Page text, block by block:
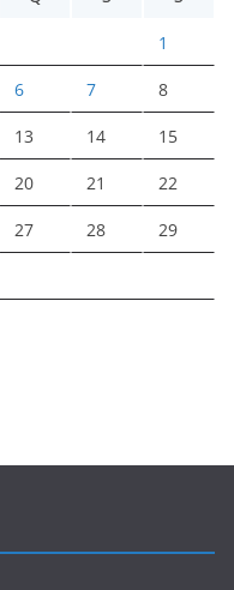
1
6 7 8
13 14 15
20 21 22
27 28 29